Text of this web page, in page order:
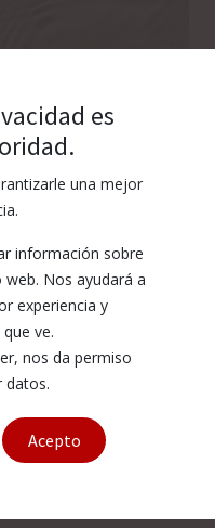
RC Batería
40
es
una mejor
información sobre
Nos ayudará a
experiencia y
ve.
nos da permiso
datos.
Acepto